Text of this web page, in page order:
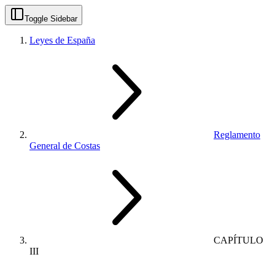
Toggle Sidebar
Leyes de España
Reglamento
General de Costas
CAPÍTULO
III